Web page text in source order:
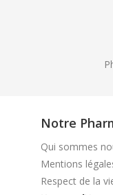
Notre
Qui sommes
Mentions
Respect de la